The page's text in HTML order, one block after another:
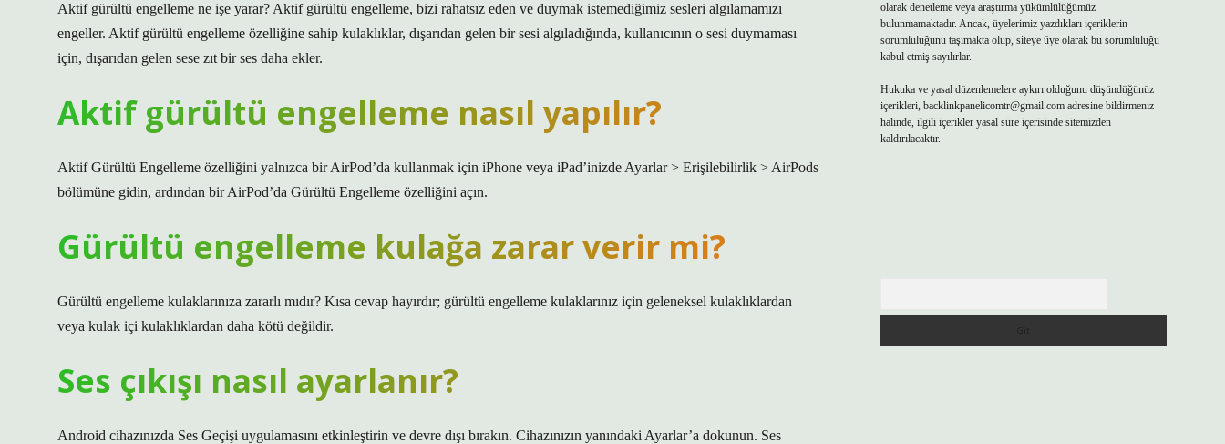
Aktif gürültü engelleme ne işe yarar? Aktif gürültü engelleme, bizi rahatsız eden ve duymak istemediğimiz sesleri algılamamızı
engeller. Aktif gürültü engelleme özelliğine sahip kulaklıklar, dışarıdan gelen bir sesi algıladığında, kullanıcının o sesi duymaması
için, dışarıdan gelen sese zıt bir ses daha ekler.
Aktif gürültü engelleme nasıl yapılır?
Aktif Gürültü Engelleme özelliğini yalnızca bir AirPod’da kullanmak için iPhone veya iPad’inizde Ayarlar > Erişilebilirlik > AirPods
bölümüne gidin, ardından bir AirPod’da Gürültü Engelleme özelliğini açın.
Gürültü engelleme kulağa zarar verir mi?
Gürültü engelleme kulaklarınıza zararlı mıdır? Kısa cevap hayırdır; gürültü engelleme kulaklarınız için geleneksel kulaklıklardan
veya kulak içi kulaklıklardan daha kötü değildir.
Ses çıkışı nasıl ayarlanır?
Android cihazınızda Ses Geçişi uygulamasını etkinleştirin ve devre dışı bırakın. Cihazınızın yanındaki Ayarlar’a dokunun. Ses
olarak denetleme veya araştırma yükümlülüğümüz
bulunmamaktadır. Ancak, üyelerimiz yazdıkları içeriklerin
sorumluluğunu taşımakta olup, siteye üye olarak bu sorumluluğu
kabul etmiş sayılırlar.
Hukuka ve yasal düzenlemelere aykırı olduğunu düşündüğünüz
içerikleri, backlinkpanelicomtr@gmail.comadresine bildirmeniz
halinde, ilgili içerikler yasal süre içerisinde sitemizden
kaldırılacaktır.